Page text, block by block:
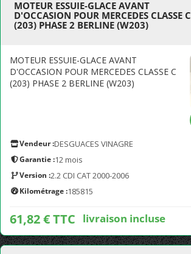
MOTEUR ESSUIE-GLACE AVANT
D'OCCASION POUR MERCEDES CLASSE C
(203) PHASE 2 BERLINE (W203)
MOTEUR ESSUIE-GLACE AVANT
D'OCCASION POUR MERCEDES CLASSE C
(203) PHASE 2 BERLINE (W203)
Vendeur :DESGUACES VINAGRE
Garantie :12 mois
Version :2.2 CDI CAT 2000-2006
Kilométrage :185815
61,82 € TTC livraison incluse